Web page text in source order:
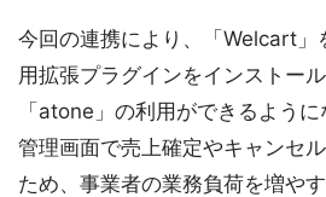
今回の連携により、「Welcart」
用拡張プラグインをインストー
「atone」の利用ができるよう
管理画面で売上確定やキャンセ
ため、事業者の業務負荷を増や